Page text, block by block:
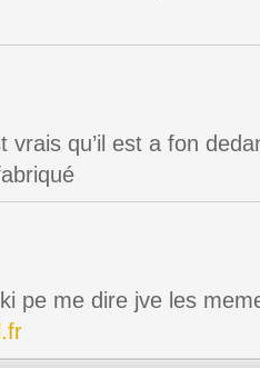
vrais qu’il est a fon
pe me dire jve les